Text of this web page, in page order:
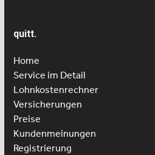
quitt.
Home
Service im Detail
Lohnkostenrechner
Versicherungen
Preise
Kundenmeinungen
Registrierung